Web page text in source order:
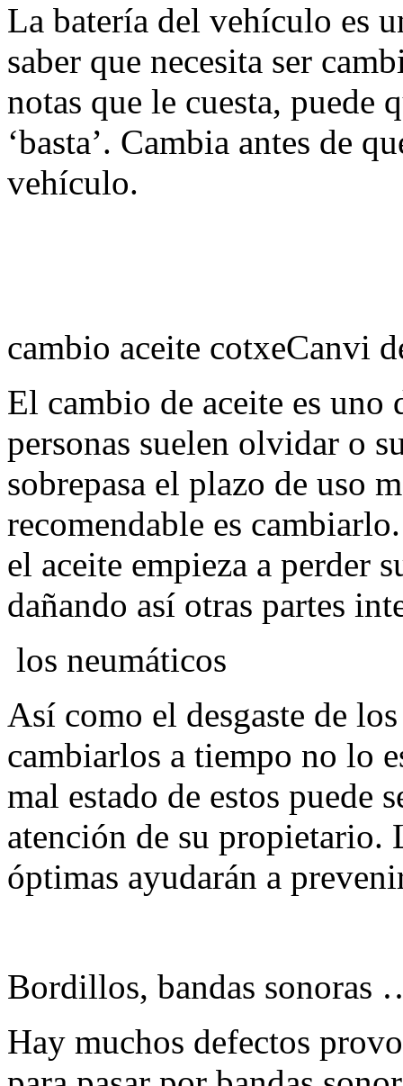
La batería del vehículo es
saber que necesita ser
notas que le cuesta, puede
‘basta’. Cambia antes de
vehículo.
cambio aceite cotxeCanvi
El cambio de aceite es uno
personas suelen olvidar o
sobrepasa el plazo de uso
recomendable es
el aceite empieza a perder
dañando así otras partes
los neumáticos
Así como el desgaste de
cambiarlos a tiempo no lo
mal estado de estos puede
atención de su propietario.
óptimas ayudarán a
Bordillos, bandas sonoras
Hay muchos defectos